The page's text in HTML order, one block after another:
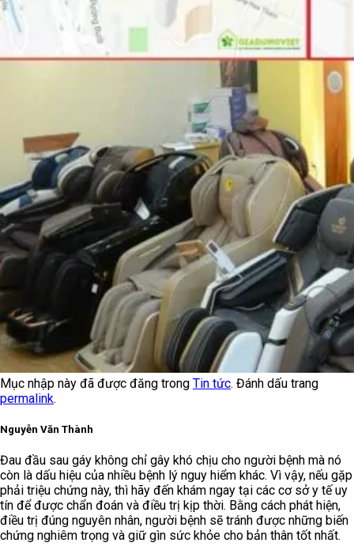
Mục nhập này đã được đăng trong Tin tức. Đánh dấu trang
permalink.
Nguyễn Văn Thành
Đau đầu sau gáy không chỉ gây khó chịu cho người bệnh mà nó
còn là dấu hiệu của nhiều bệnh lý nguy hiểm khác. Vì vậy, nếu gặp
phải triệu chứng này, thì hãy đến khám ngay tại các cơ sở y tế uy
tín để được chẩn đoán và điều trị kịp thời. Bằng cách phát hiện,
điều trị đúng nguyên nhân, người bệnh sẽ tránh được những biến
chứng nghiêm trọng và giữ gìn sức khỏe cho bản thân tốt nhất.